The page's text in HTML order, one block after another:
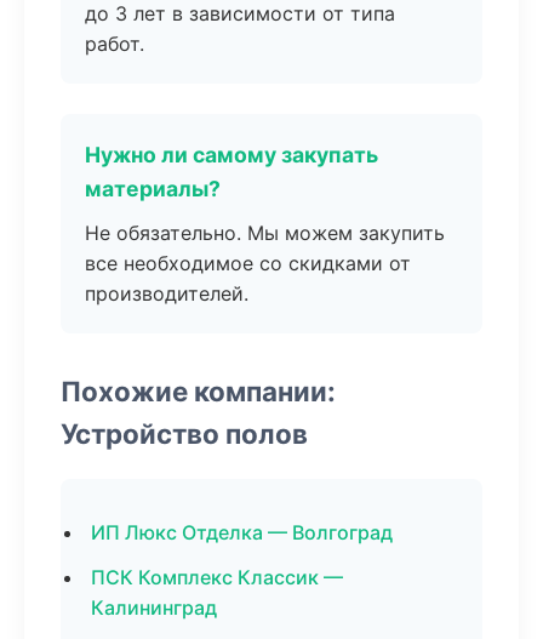
до 3 лет в зависимости от типа
работ.
Нужно ли самому закупать
материалы?
Не обязательно. Мы можем закупить
все необходимое со скидками от
производителей.
Похожие компании:
Устройство полов
ИП Люкс Отделка — Волгоград
ПСК Комплекс Классик —
Калининград